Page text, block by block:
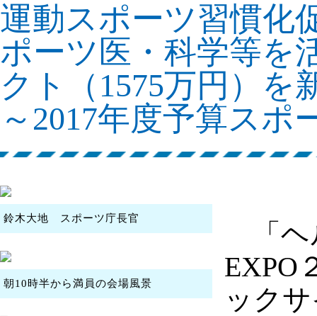
運動スポーツ習慣化
ポーツ医・科学等を
クト（1575万
～2017年度予算スポ
鈴木大地 スポーツ庁長官
朝10時半から満員の会場風景
「ヘ
EXPO
ック